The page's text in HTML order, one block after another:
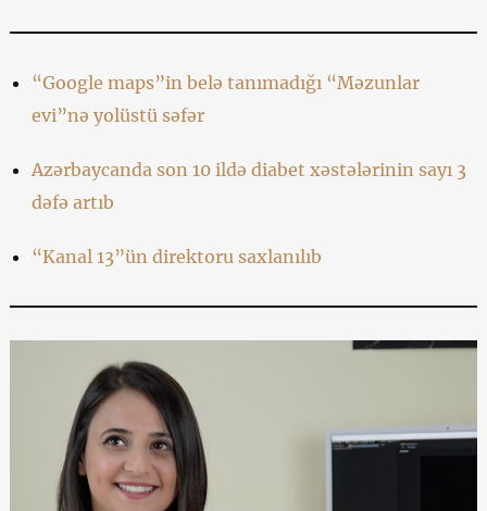
“Google maps”in belə tanımadığı “Məzunlar
evi”nə yolüstü səfər
Azərbaycanda son 10 ildə diabet xəstələrinin sayı 3
dəfə artıb
“Kanal 13”ün direktoru saxlanılıb